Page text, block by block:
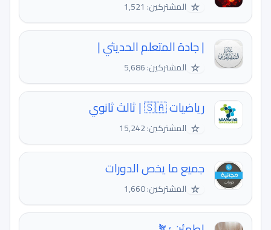
☆ المشتركين: 1,521
| جادة المتعلم الحديثي |
☆ المشتركين: 5,686
رياضيات 🇸🇦 | ثالث ثانوي
☆ المشتركين: 15,242
جميع ما يخص الدورات
☆ المشتركين: 1,660